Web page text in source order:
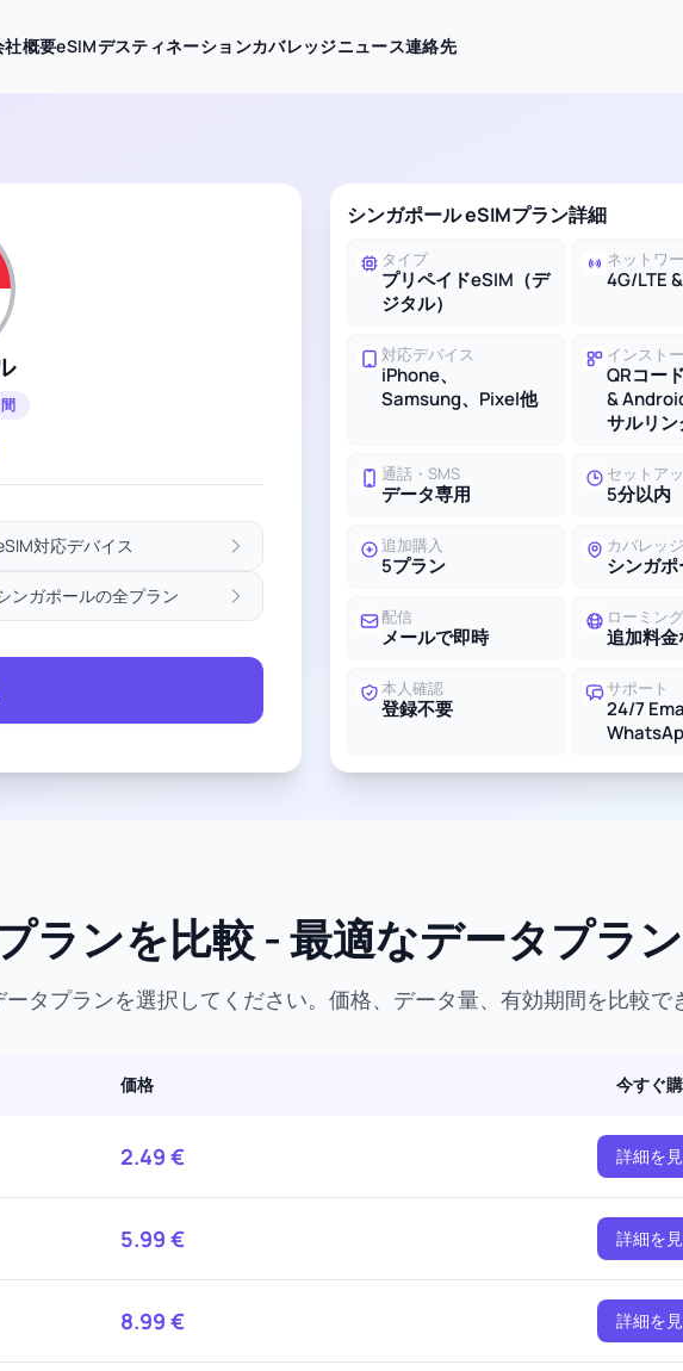
社概要eSIMデスティネーションカバレッジニュース連絡先
対応デバイス
ンガポールの全プラン
シンガポール eSIMプラン詳細
タイプ
プリペイドeSIM（デ
ジタル）
ネットワ
4G/LTE
対応デバイス
iPhone、
Samsung、Pixel他
インスト
QRコー
&
サルリン
通話・SMS
データ専用
セットア
5分以内
追加購入
5プラン
カバレッジ
シンガ
配信
メールで即時
ローミン
追加料金
本人確認
登録不要
サポート
24/7
ランを比較 - 最適なデータプラ
タプランを選択してください。価格、データ量、有効期間を比較で
価格 今すぐ
2.49 € 詳細を
5.99 € 詳細を
8.99 € 詳細を